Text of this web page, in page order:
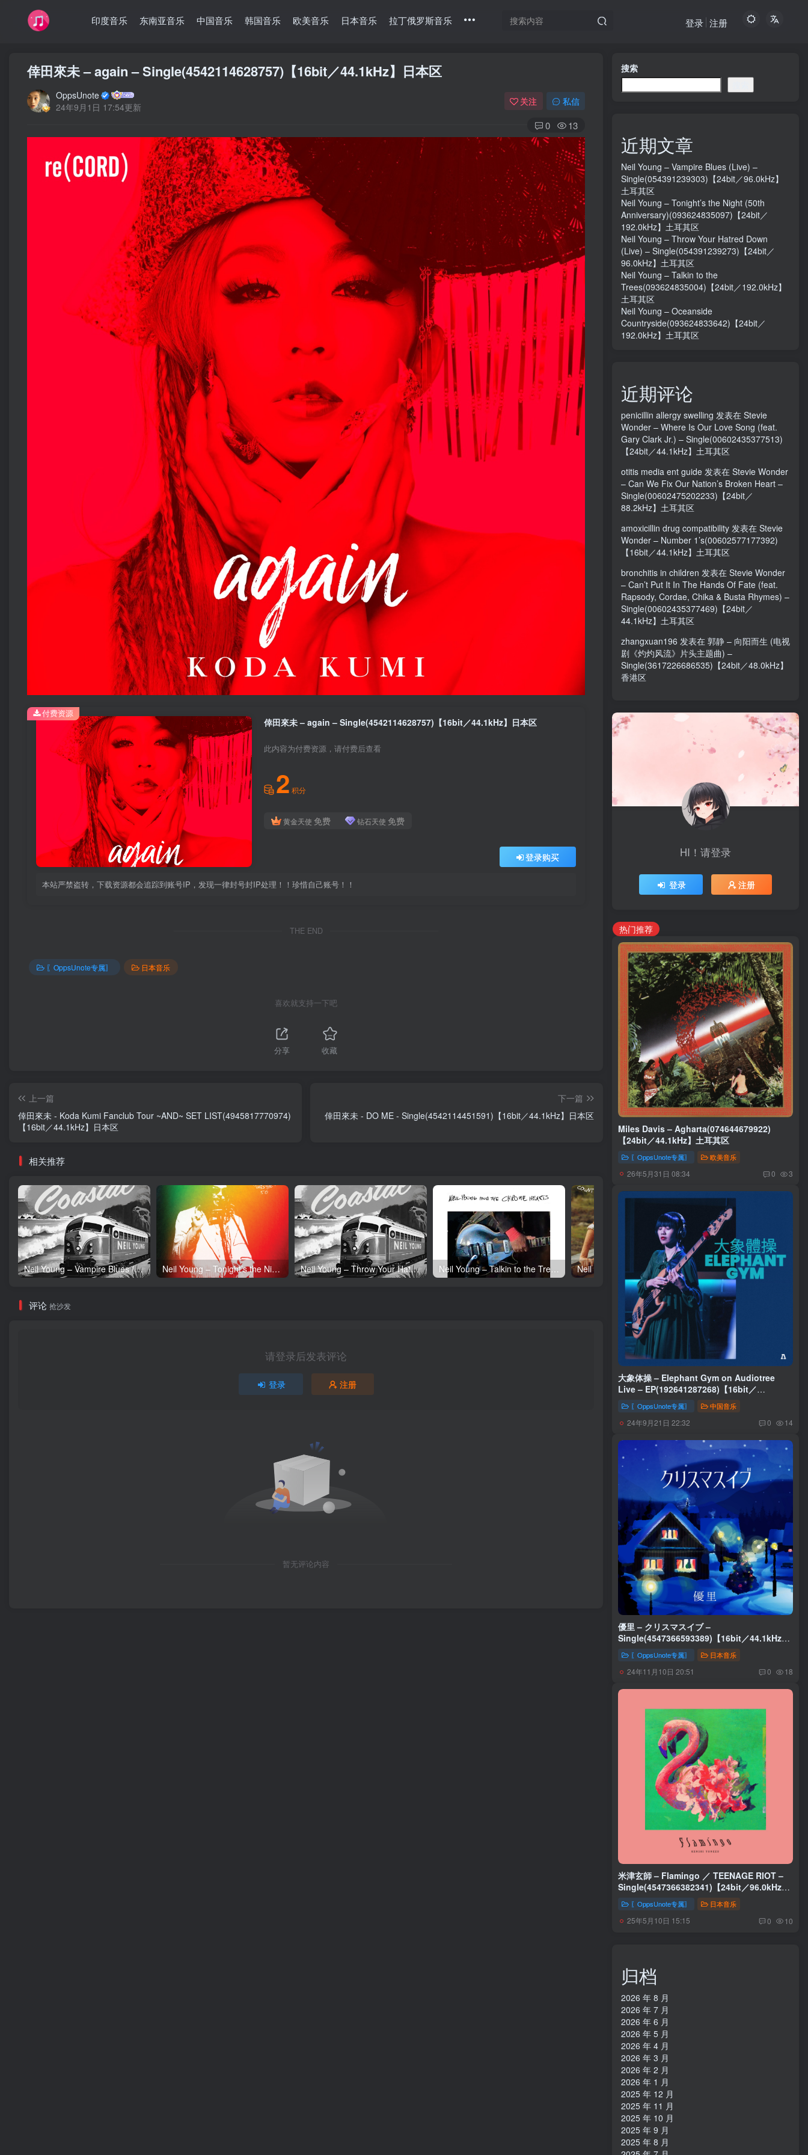
印度音乐 东南亚音乐 中国音乐 韩国音乐 欧美音乐 日本音乐 拉丁俄罗斯音乐 登录 注册
倖田來未 – again – Single(4542114628757)【16bit／44.1kHz】日本区
OppsUnote
24年9月1日 17:54更新
关注 私信
0 13
倖田來未 – again – Single(4542114628757)【16bit／44.1kHz】日本区
此内容为付费资源，请付费后查看
2 积分
黄金天使 免费 钻石天使 免费
登录购买
本站严禁盗转，下载资源都会追踪到账号IP，发现一律封号封IP处理！！珍惜自己账号！！
付费资源
THE END
〖OppsUnote专属〗 日本音乐
喜欢就支持一下吧
分享 收藏
上一篇
倖田來未 - Koda Kumi Fanclub Tour ~AND~ SET LIST(4945817770974)
【16bit／44.1kHz】日本区
下一篇
倖田來未 - DO ME - Single(4542114451591)【16bit／44.1kHz】日本区
相关推荐
Neil Young – Vampire Blues (Live) – Single(054391239303)【24bit／96.0kHz】土耳其区 Neil Young – Tonight’s the Night (50th Anniversary)(093624835097)【24bit／192.0kHz】土耳其区 Neil Young – Throw Your Hatred Down (Live) – Single(054391239273)【24bit／96.0kHz】土耳其区 Neil Young – Talkin to the Trees(093624835004)【24bit／192.0kHz】土耳其区 Neil Young – Oceanside Countryside(093624833642)【24bit／192.0kHz】土耳其区
评论 抢沙发
请登录后发表评论
登录 注册
暂无评论内容
搜索
近期文章
Neil Young – Vampire Blues (Live) –
Single(054391239303)【24bit／96.0kHz】
土耳其区
Neil Young – Tonight’s the Night (50th
Anniversary)(093624835097)【24bit／
192.0kHz】土耳其区
Neil Young – Throw Your Hatred Down
(Live) – Single(054391239273)【24bit／
96.0kHz】土耳其区
Neil Young – Talkin to the
Trees(093624835004)【24bit／192.0kHz】
土耳其区
Neil Young – Oceanside
Countryside(093624833642)【24bit／
192.0kHz】土耳其区
近期评论
penicillin allergy swelling 发表在 Stevie
Wonder – Where Is Our Love Song (feat.
Gary Clark Jr.) – Single(00602435377513)
【24bit／44.1kHz】土耳其区
otitis media ent guide 发表在 Stevie Wonder
– Can We Fix Our Nation’s Broken Heart –
Single(00602475202233)【24bit／
88.2kHz】土耳其区
amoxicillin drug compatibility 发表在 Stevie
Wonder – Number 1’s(00602577177392)
【16bit／44.1kHz】土耳其区
bronchitis in children 发表在 Stevie Wonder
– Can’t Put It In The Hands Of Fate (feat.
Rapsody, Cordae, Chika & Busta Rhymes) –
Single(00602435377469)【24bit／
44.1kHz】土耳其区
zhangxuan196 发表在 郭静 – 向阳而生 (电视
剧《灼灼风流》片头主题曲) –
Single(3617226686535)【24bit／48.0kHz】
香港区
HI！请登录
登录 注册
热门推荐
Miles Davis – Agharta(074644679922)
【24bit／44.1kHz】土耳其区
〖OppsUnote专属〗 欧美音乐
26年5月31日 08:34 0 3
大象体操 – Elephant Gym on Audiotree
Live – EP(192641287268)【16bit／
44.1kHz】台湾区
〖OppsUnote专属〗 中国音乐
24年9月21日 22:32 0 14
優里 – クリスマスイブ –
Single(4547366593389)【16bit／44.1kHz】
日本区〖OppsUnote专属〗 日本音乐
24年11月10日 20:51 0 18
米津玄師 – Flamingo ／ TEENAGE RIOT –
Single(4547366382341)【24bit／96.0kHz】
日本区〖OppsUnote专属〗 日本音乐
25年5月10日 15:15 0 10
归档
2026 年 8 月
2026 年 7 月
2026 年 6 月
2026 年 5 月
2026 年 4 月
2026 年 3 月
2026 年 2 月
2026 年 1 月
2025 年 12 月
2025 年 11 月
2025 年 10 月
2025 年 9 月
2025 年 8 月